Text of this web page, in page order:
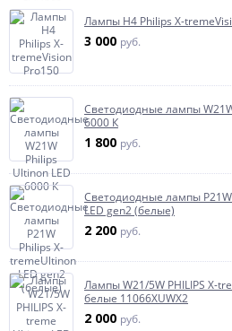
Лампы H4 Philips X-
3 000 руб.
Светодиодные лампы
6000 К
1 800 руб.
Светодиодные лампы
LED gen2 (белые)
2 200 руб.
Лампы W21/5W PHILIPS X-
белые 11066XUWX2
2 000 руб.